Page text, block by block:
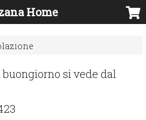
Home
si vede dal